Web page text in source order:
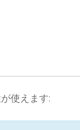
使えます: